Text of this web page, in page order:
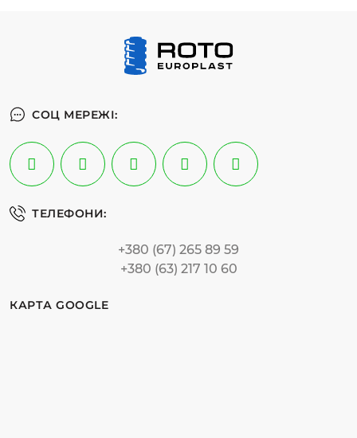
СОЦ МЕРЕЖІ:
ТЕЛЕФОНИ:
+380 (67) 265 89 59
+380 (63) 217 10 60
КАРТА GOOGLE